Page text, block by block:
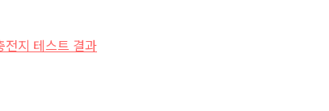
지 테스트 결과